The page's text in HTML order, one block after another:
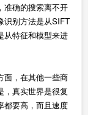
准确的搜索离不开
识别方法是从SIFT
从特征和模型来进
，在其他一些商
，真实世界是很复
都要高，而且速度